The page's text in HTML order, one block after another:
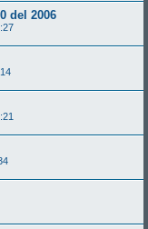
del 2006